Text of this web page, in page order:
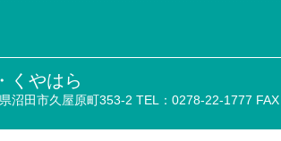
くやはら
沼田市久屋原町353-2 TEL：0278-22-1777